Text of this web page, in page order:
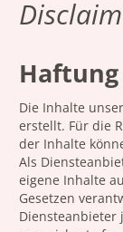
Die Inhalte
erstellt. Für die
der Inhalte
Als
eigene Inhalte
Gesetzen